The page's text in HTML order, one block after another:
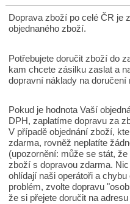
Doprava zboží po celé ČR je
objednaného zboží.
Potřebujete doručit zboží do
kam chcete zásilku zaslat a
dopravní náklady na doručení
Pokud je hodnota Vaší
DPH, zaplatíme dopravu za
V případě objednání zboží,
zdarma, rovněž neplatíte
(upozornění: může se stát,
zboží s dopravou zdarma.
ohlídají naši operátoři a
problém, zvolte dopravu
že si přejete doručit na